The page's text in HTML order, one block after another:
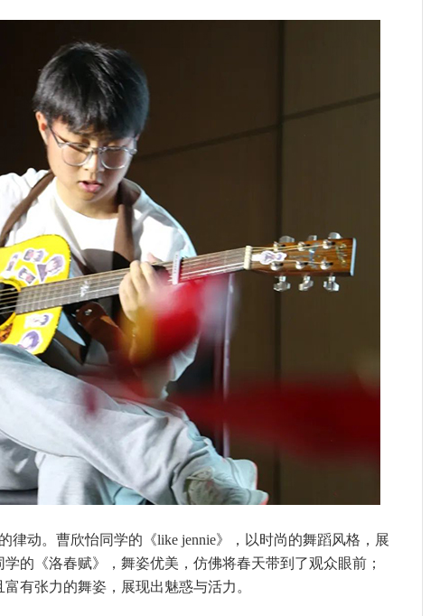
律动。曹欣怡同学的《like jennie》，以时尚的舞蹈风格，展
的《洛春赋》，舞姿优美，仿佛将春天带到了观众眼前；
有张力的舞姿，展现出魅惑与活力。